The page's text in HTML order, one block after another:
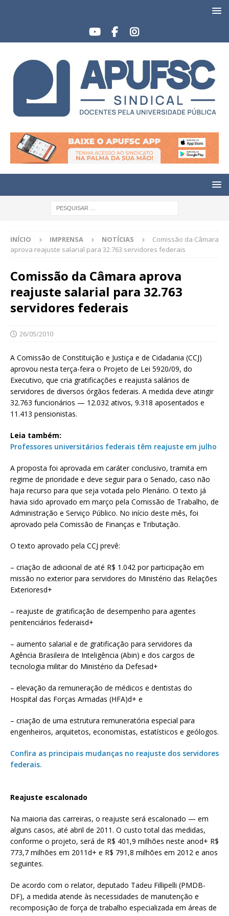
INÍCIO IMPRENSA NOTÍCIAS
Comissão da Câmara
aprova reajuste salarial para 32.763 servidores federais
Comissão da Câmara aprova
reajuste salarial para 32.763
servidores federais
26/05/2010
A Comissão de Constituição e Justiça e de Cidadania (CCJ)
aprovou nesta terça-feira o Projeto de Lei 5920/09, do
Executivo, que cria gratificações e reajusta salários de
servidores de diversos órgãos federais. A medida deve atingir
32.763 funcionários — 12.032 ativos, 9.318 aposentados e
11.413 pensionistas.
Leia também:
Professores universitários federais têm reajuste em julho
A proposta foi aprovada em caráter conclusivo, tramita em
regime de prioridade e deve seguir para o Senado, caso não
haja recurso para que seja votada pelo Plenário. O texto já
havia sido aprovado em março pela Comissão de Trabalho, de
Administração e Serviço Público. No início deste mês, foi
aprovado pela Comissão de Finanças e Tributação.
O texto aprovado pela CCJ prevê:
– criação de adicional de até R$ 1.042 por participação em
missão no exterior para servidores do Ministério das Relações
Exterioresd+
– reajuste de gratificação de desempenho para agentes
penitenciários federaisd+
– aumento salarial e de gratificação para servidores da
Agência Brasileira de Inteligência (Abin) e dos cargos de
tecnologia militar do Ministério da Defesad+
– elevação da remuneração de médicos e dentistas do
Hospital das Forças Armadas (HFA)d+ e
– criação de uma estrutura remuneratória especial para
engenheiros, arquitetos, economistas, estatísticos e geólogos.
Confira as principais mudanças no reajuste dos servidores
federais.
Reajuste escalonado
Na maioria das carreiras, o reajuste será escalonado — em
alguns casos, até abril de 2011. O custo total das medidas,
conforme o projeto, será de R$ 401,9 milhões neste anod+ R$
773,7 milhões em 2011d+ e R$ 791,8 milhões em 2012 e anos
seguintes.
De acordo com o relator, deputado Tadeu Fillipelli (PMDB-
DF), a medida atende às necessidades de manutenção e
recomposição de força de trabalho especializada em áreas de